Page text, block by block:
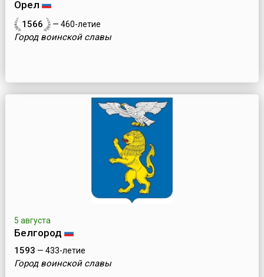
Орел
1566 — 460-летие
Город воинской славы
5 августа
Белгород
1593 — 433-летие
Город воинской славы